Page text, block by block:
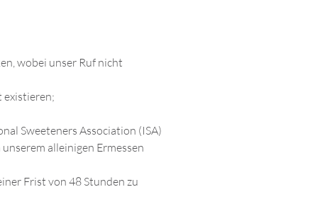
wobei unser Ruf nicht
existieren;
Sweeteners Association (ISA)
alleinigen Ermessen
Frist von 48 Stunden zu